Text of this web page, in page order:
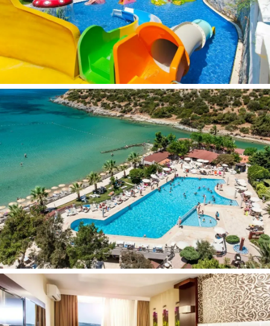
Mini baras
Elektrinis virdulys
Miegamoji sofa
Drabužių spinta arba drabužinė
Palydovinė televizija
Oro kondicionierius
Drabužių pakaba
Balkonas
Plaukų džiovintuvas
Viešbučio teritorijoje:
Wi-fi
Automobilių stovėjimo aikštelė
Užkandžių baras
Baras
Mini baras
Konsjeržo paslaugos
Bankomatas viešbučio teritorijoje
Bagažo saugykla
Valiutos keitimas
Visą parą dirbanti registratūra
SPA / sveikatinimo paketai
SPA paslaugos
Grožio paslaugos